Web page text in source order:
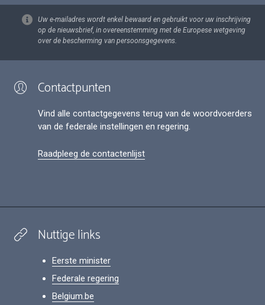
Uw e-mailadres wordt enkel bewaard en gebruikt voor uw inschrijving
op de nieuwsbrief, in overeenstemming met de Europese wetgeving
over de bescherming van persoonsgegevens.
Contactpunten
Vind alle contactgegevens terug van de woordvoerders
van de federale instellingen en regering.
Raadpleeg de contactenlijst
Nuttige links
Eerste minister
Federale regering
Belgium.be